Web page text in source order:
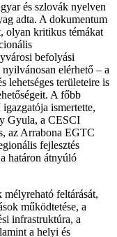
és szlovák nyelven
adta. A dokumentum
olyan kritikus témákat
befolyási
elérhető – a
lehetséges területeire is
A főbb
ismertette,
Gyula, a CESCI
az Arrabona EGTC
fejlesztés
határon átnyúló
feltárását,
működtetése, a
infrastruktúra, a
a helyi és